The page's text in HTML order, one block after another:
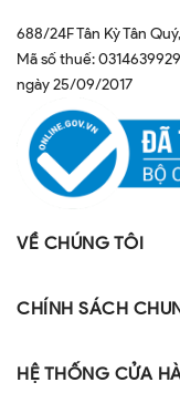
688/24F Tân Kỳ Tân
Mã số thuế:
ngày 25/09/2017
VỀ CHÚNG TÔI
CHÍNH SÁCH
HỆ THỐNG CỬA